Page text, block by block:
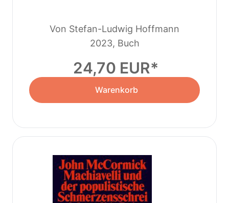
Von Stefan-Ludwig Hoffmann
2023, Buch
24,70 EUR
Warenkorb